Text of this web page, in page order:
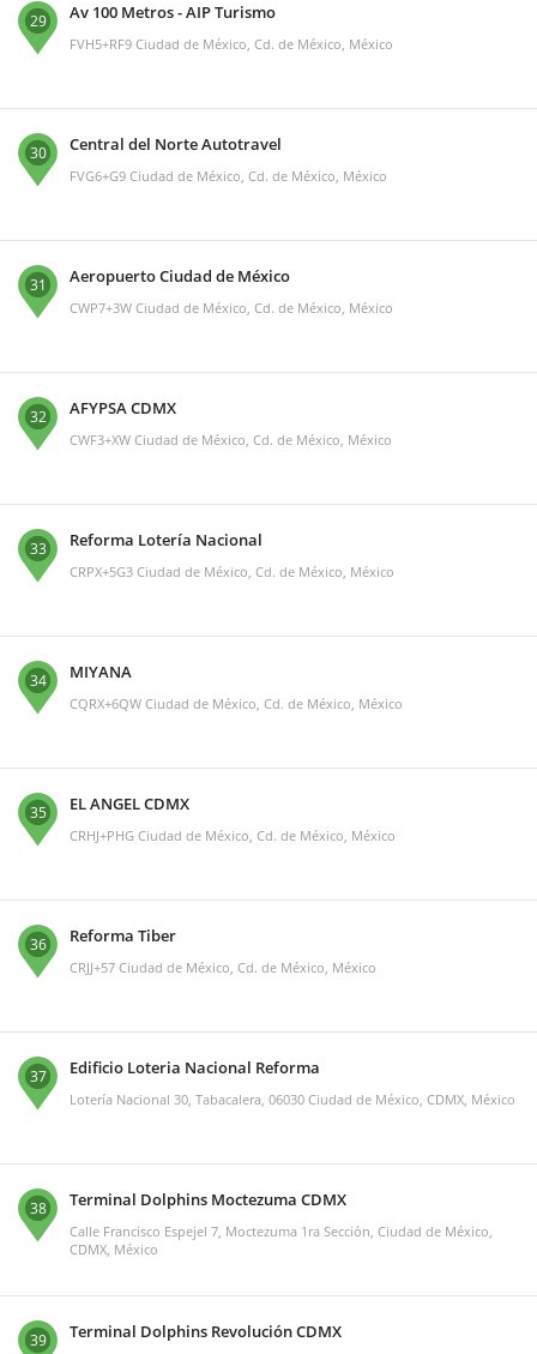
29 Av 100 Metros - AIP Turismo
FVH5+RF9 Ciudad de México, Cd. de México, México
30 Central del Norte Autotravel
FVG6+G9 Ciudad de México, Cd. de México, México
31 Aeropuerto Ciudad de México
CWP7+3W Ciudad de México, Cd. de México, México
32 AFYPSA CDMX
CWF3+XW Ciudad de México, Cd. de México, México
33 Reforma Lotería Nacional
CRPX+5G3 Ciudad de México, Cd. de México, México
34 MIYANA
CQRX+6QW Ciudad de México, Cd. de México, México
35 EL ANGEL CDMX
CRHJ+PHG Ciudad de México, Cd. de México, México
36 Reforma Tiber
CRJJ+57 Ciudad de México, Cd. de México, México
37 Edificio Loteria Nacional Reforma
Lotería Nacional 30, Tabacalera, 06030 Ciudad de México, CDMX, México
38 Terminal Dolphins Moctezuma CDMX
Calle Francisco Espejel 7, Moctezuma 1ra Sección, Ciudad de México,
CDMX, México
39 Terminal Dolphins Revolución CDMX